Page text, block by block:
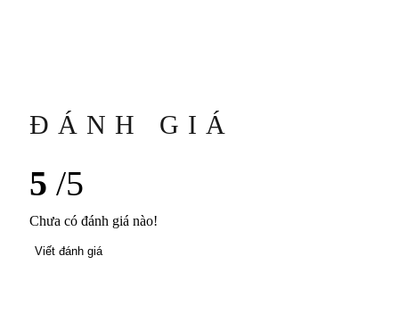
ĐÁNH GIÁ
5 /5
Chưa có đánh giá nào!
Viết đánh giá